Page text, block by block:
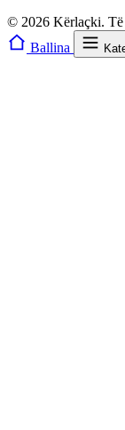
© 2026 Kërlaçki. Të
Ballina